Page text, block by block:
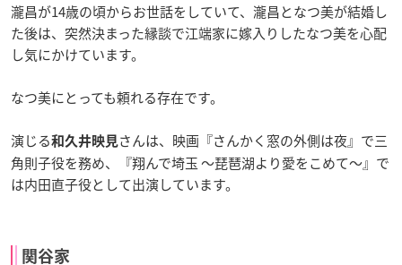
瀧昌が14歳の頃からお世話をしていて、瀧昌となつ美が結婚し
た後は、突然決まった縁談で江端家に嫁入りしたなつ美を心配
し気にかけています。
なつ美にとっても頼れる存在です。
演じる和久井映見 さんは、映画『さんかく窓の外側は夜』で三
角則子役を務め、『翔んで埼玉 〜琵琶湖より愛をこめて〜』で
は内田直子役として出演しています。
関谷家